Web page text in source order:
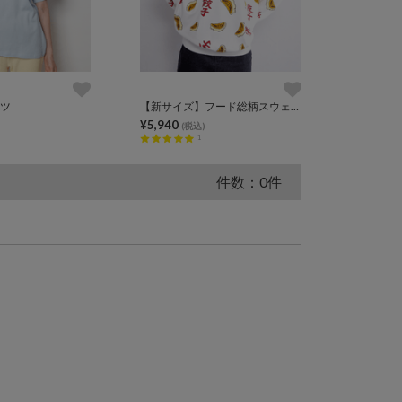
【新サイズ】フード総柄スウェット
¥5,940 (税込)
1
件数：0件